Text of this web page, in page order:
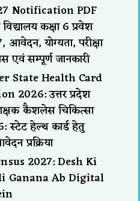
Notification PDF
कक्षा 6 प्रवेश
आवेदन, योग्यता, परीक्षा
एवं सम्पूर्ण जानकारी
State Health Card
2026: उत्तर प्रदेश
कैशलेस चिकित्सा
स्टेट हेल्थ कार्ड हेतु
प्रक्रिया
2027: Desh Ki
Ganana Ab Digital